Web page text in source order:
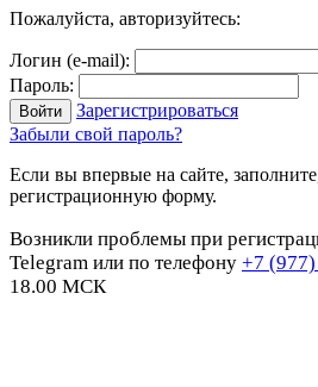
Пожалуйста, авторизуйтесь:
Логин (e-mail):
Пароль:
Зарегистрироваться
Забыли свой пароль?
Если вы впервые на сайте,
регистрационную форму.
Возникли проблемы при
Telegram или по телефону +7
18.00 МСК